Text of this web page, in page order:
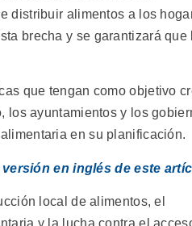
distribuir alimentos a los
brecha y se garantizará que
que tengan como objetivo
los ayuntamientos y los
en su planificación.
en inglés de este
local de alimentos, el
y la lucha contra el